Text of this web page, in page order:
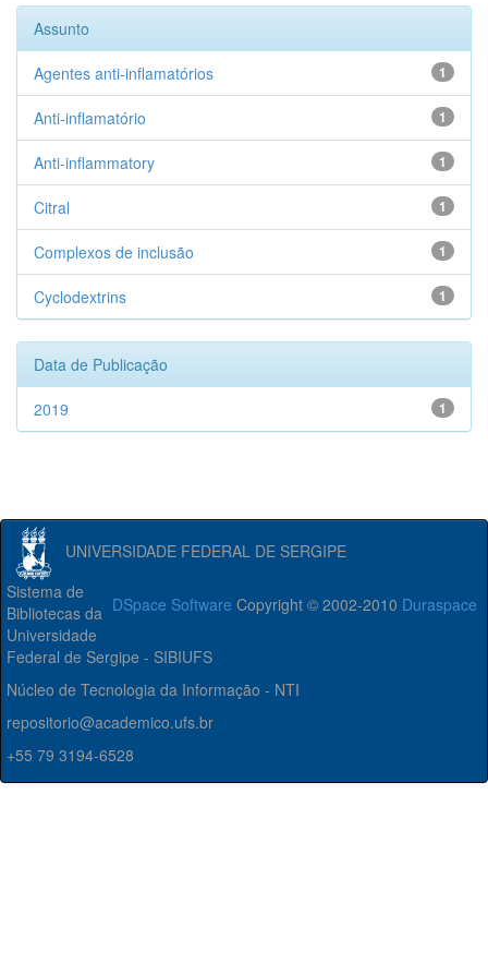
Assunto
1
Agentes anti-inflamatórios
1
Anti-inflamatório
1
Anti-inflammatory
1
Citral
1
Complexos de inclusão
1
Cyclodextrins
Data de Publicação
1
2019
UNIVERSIDADE FEDERAL DE SERGIPE
DSpace Software Copyright © 2002-2010 Duraspace
Sistema de
Bibliotecas da
Universidade
Federal de Sergipe - SIBIUFS
Núcleo de Tecnologia da Informação - NTI
repositorio@academico.ufs.br
+55 79 3194-6528